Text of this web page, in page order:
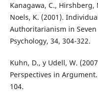
Kanagawa, C., Hirshberg,
Noels, K. (2001).
Authoritarianism in Seven
Psychology, 34, 304-322.
Kuhn, D., y Udell, W.
Perspectives in
104.